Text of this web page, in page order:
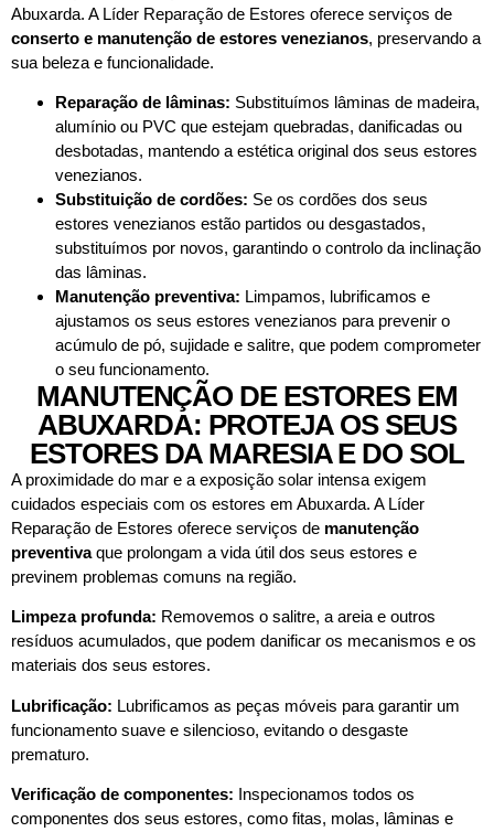
Abuxarda. A Líder Reparação de Estores oferece serviços de
conserto e manutenção de estores venezianos, preservando a
sua beleza e funcionalidade.
Reparação de lâminas: Substituímos lâminas de madeira,
alumínio ou PVC que estejam quebradas, danificadas ou
desbotadas, mantendo a estética original dos seus estores
venezianos.
Substituição de cordões: Se os cordões dos seus
estores venezianos estão partidos ou desgastados,
substituímos por novos, garantindo o controlo da inclinação
das lâminas.
Manutenção preventiva: Limpamos, lubrificamos e
ajustamos os seus estores venezianos para prevenir o
acúmulo de pó, sujidade e salitre, que podem comprometer
o seu funcionamento.
MANUTENÇÃO DE ESTORES EM
ABUXARDA: PROTEJA OS SEUS
ESTORES DA MARESIA E DO SOL
A proximidade do mar e a exposição solar intensa exigem
cuidados especiais com os estores em Abuxarda. A Líder
Reparação de Estores oferece serviços de manutenção
preventivaque prolongam a vida útil dos seus estores e
previnem problemas comuns na região.
Limpeza profunda: Removemos o salitre, a areia e outros
resíduos acumulados, que podem danificar os mecanismos e os
materiais dos seus estores.
Lubrificação: Lubrificamos as peças móveis para garantir um
funcionamento suave e silencioso, evitando o desgaste
prematuro.
Verificação de componentes: Inspecionamos todos os
componentes dos seus estores, como fitas, molas, lâminas e